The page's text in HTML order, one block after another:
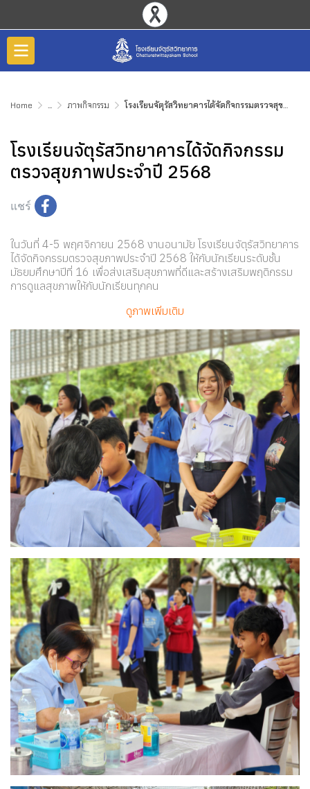
Home ... ภาพกิจกรรม โรงเรียนจัตุรัสวิทยาคารได้จัดกิจกรรมตรวจสุขภาพประจำปี 2568
โรงเรียนจัตุรัสวิทยาคารได้จัดกิจกรรม
ตรวจสุขภาพประจำปี 2568
แชร์
ในวันที่ 4-5 พฤศจิกายน 2568 งานอนามัย โรงเรียนจัตุรัสวิทยาคาร
ได้จัดกิจกรรมตรวจสุขภาพประจำปี 2568 ให้กับนักเรียนระดับชั้น
มัธยมศึกษาปีที่ 16 เพื่อส่งเสริมสุขภาพที่ดีและสร้างเสริมพฤติกรรม
การดูแลสุขภาพให้กับนักเรียนทุกคน
ดูภาพเพิ่มเติม